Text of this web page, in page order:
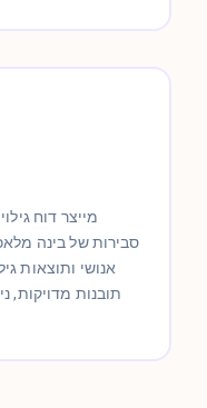
סבירות של בינה
אנושי ותוצאות
תובנות מדויקות,